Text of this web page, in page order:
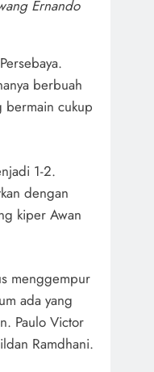
Ernando
berbuah
bermain cukup
1-2.
dengan
kiper Awan
menggempur
ada yang
Paulo Victor
Ramdhani.